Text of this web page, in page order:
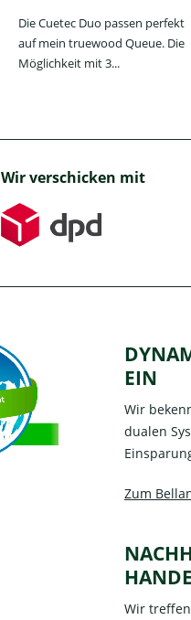
Die Cuetec Duo passen perfekt
auf mein truewood Queue. Die
Möglichkeit mit 3...
Wir verschicken mit
EIN
Wir
dualen
Zum
Wir